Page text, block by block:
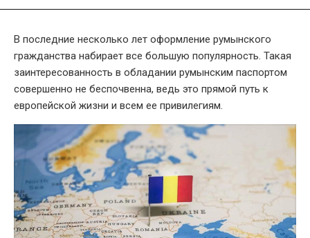
В последние несколько лет оформление румынского
гражданства набирает все большую популярность. Такая
заинтересованность в обладании румынским паспортом
совершенно не беспочвенна, ведь это прямой путь к
европейской жизни и всем ее привилегиям.